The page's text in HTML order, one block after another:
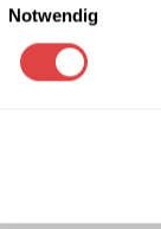
Notwendig
durch seine
7 cm im